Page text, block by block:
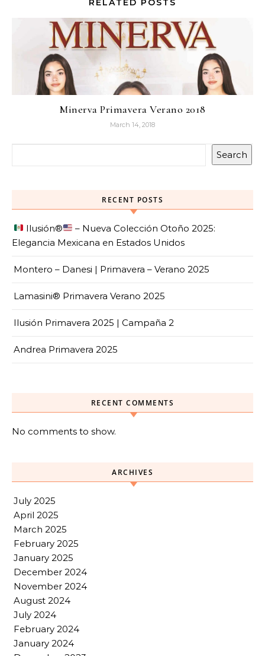
RELATED POSTS
Minerva Primavera Verano 2018
March 14, 2018
Search
RECENT POSTS
Ilusión®️
– Nueva Colección Otoño 2025:
Elegancia Mexicana en Estados Unidos
Montero – Danesi | Primavera – Verano 2025
Lamasini® Primavera Verano 2025
Ilusión Primavera 2025 | Campaña 2
Andrea Primavera 2025
RECENT COMMENTS
No comments to show.
ARCHIVES
July 2025
April 2025
March 2025
February 2025
January 2025
December 2024
November 2024
August 2024
July 2024
February 2024
January 2024